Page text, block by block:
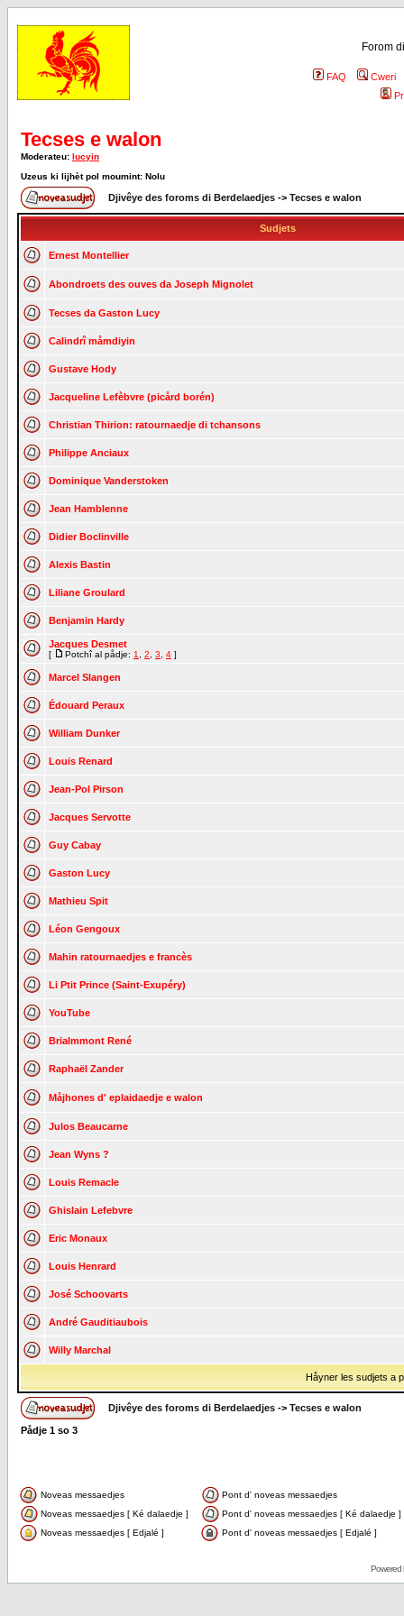
Forom
FAQ
Cweri
Tecses e walon
Moderateu: lucyin
Uzeus ki lijhèt pol moumint: Nolu
Djivêye des foroms di Berdelaedjes -> Tecses e walon
Sudjets
Ernest Montellier
Abondroets des ouves da Joseph Mignolet
Tecses da Gaston Lucy
Calindrî måmdiyin
Gustave Hody
Jacqueline Lefèbvre (picård borén)
Christian Thirion: ratournaedje di tchansons
Philippe Anciaux
Dominique Vanderstoken
Jean Hamblenne
Didier Boclinville
Alexis Bastin
Liliane Groulard
Benjamin Hardy
Jacques Desmet
[ Potchî al pådje: 1 2 3 4 ]
Marcel Slangen
Édouard Peraux
William Dunker
Louis Renard
Jean-Pol Pirson
Jacques Servotte
Guy Cabay
Gaston Lucy
Mathieu Spit
Léon Gengoux
Mahin ratournaedjes e francès
Li Ptit Prince (Saint-Exupéry)
YouTube
Brialmmont René
Raphaël Zander
Måjhones d' eplaidaedje e walon
Julos Beaucarne
Jean Wyns ?
Louis Remacle
Ghislain Lefebvre
Eric Monaux
Louis Henrard
José Schoovarts
André Gauditiaubois
Willy Marchal
Håyner les sudjets a
Djivêye des foroms di Berdelaedjes -> Tecses e walon
Pådje 1 so 3
Noveas messaedjes
Pont d' noveas messaedjes
Noveas messaedjes [ Ké dalaedje ]
Pont d' noveas messaedjes [ Ké dalaedje ]
Noveas messaedjes [ Edjalé ]
Pont d' noveas messaedjes [ Edjalé ]
Powered